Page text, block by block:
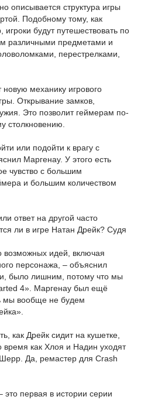
описывается структура игры
Подобному тому, как
игроки будут путешествовать по
различными предметами и
перестрелками,
механику игрового
Открывание замков,
Это позволит геймерам по-
столкновению.
или подойти к врагу с
Маргенау. У этого есть
чувство с большим
и большим количеством
ответ на другой часто
ли в игре Натан Дрейк? Судя
возможных идей, включая
персонажа, – объяснил
было лишним, потому что мы
4». Маргенау был ещё
мы вообще не будем
как Дрейк сидит на кушетке,
время как Хлоя и Надин уходят
Да, ремастер для Crash
первая в истории серии